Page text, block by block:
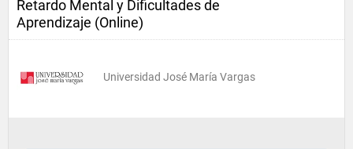
Retardo Mental y Dificultades de
Aprendizaje (Online)
Universidad José María Vargas